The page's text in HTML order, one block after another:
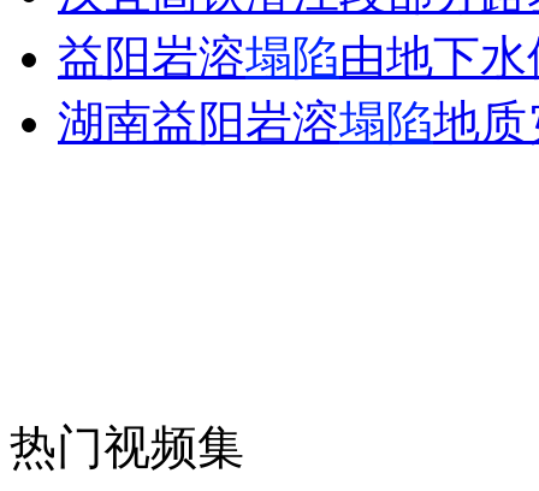
安徽一实载49人客车翻车
纽约上演“枕头大战”
益阳岩溶塌陷由地下
湖南益阳岩溶塌陷地质
热门视频集